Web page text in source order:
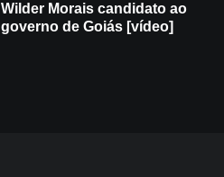
Wilder Morais candidato ao
governo de Goiás [vídeo]